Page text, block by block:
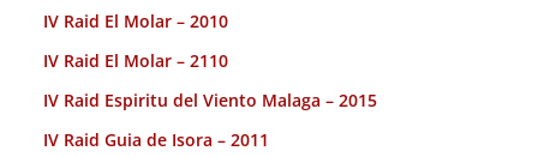
IV Raid El Molar – 2010
IV Raid El Molar – 2110
IV Raid Espiritu del Viento Malaga – 2015
IV Raid Guia de Isora – 2011